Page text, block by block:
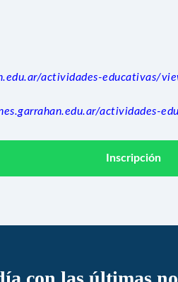
actividades-educativas/
actividades-
Inscripción